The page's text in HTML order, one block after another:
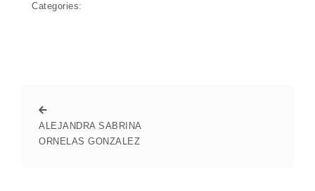
Categories:
ALEJANDRA SABRINA
ORNELAS GONZALEZ